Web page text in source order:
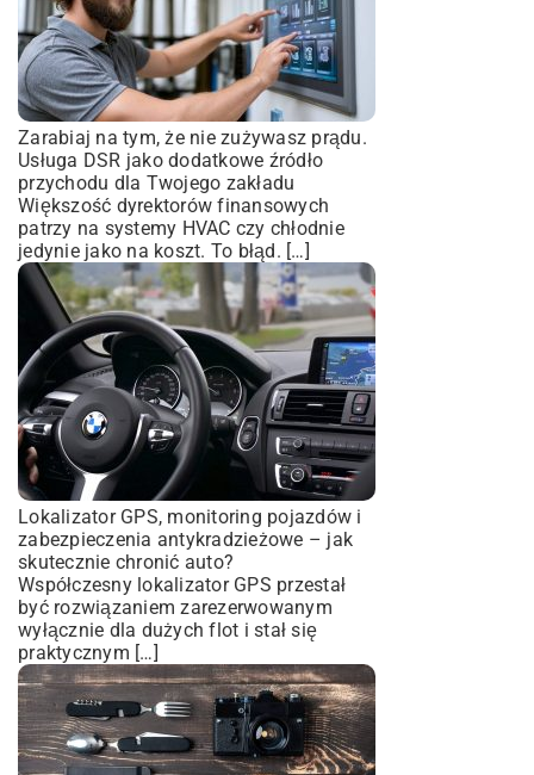
Zarabiaj na tym, że nie zużywasz prądu.
Usługa DSR jako dodatkowe źródło
przychodu dla Twojego zakładu
Większość dyrektorów finansowych
patrzy na systemy HVAC czy chłodnie
jedynie jako na koszt. To błąd. […]
Lokalizator GPS, monitoring pojazdów i
zabezpieczenia antykradzieżowe – jak
skutecznie chronić auto?
Współczesny lokalizator GPS przestał
być rozwiązaniem zarezerwowanym
wyłącznie dla dużych flot i stał się
praktycznym […]